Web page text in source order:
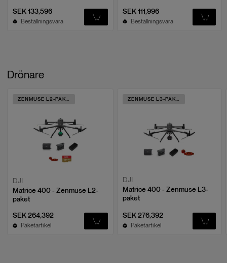
SEK 133,596
Beställningsvara
SEK 111,996
Beställningsvara
Drönare
ZENMUSE L2-PAKET
DJI
Matrice 400 - Zenmuse L2-
paket
SEK 264,392
Paketartikel
ZENMUSE L3-PAKET
DJI
Matrice 400 - Zenmuse L3-
paket
SEK 276,392
Paketartikel